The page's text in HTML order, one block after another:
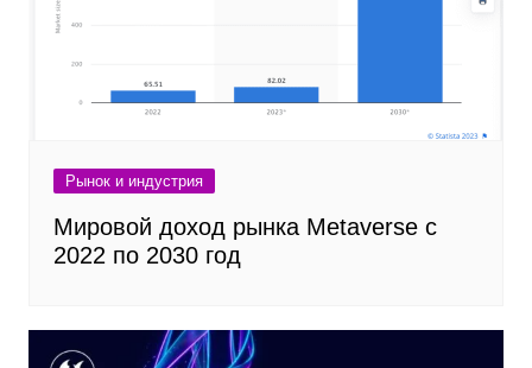
Рынок и индустрия
Мировой доход рынка Metaverse с
2022 по 2030 год